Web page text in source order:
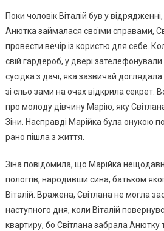
Поки чоловік Віталій був у
Анютка займалася своїми справами,
провести вечір із користю для себе.
свій гардероб, у двері
сусідка з дачі, яка зазвичай
зі сльо зами на очах відкрила секрет.
про молоду дівчину Марію, яку
Зіни. Насправді Марійка була онукою
рано пішла з життя.
Зіна повідомила, що Марійка
пологrів, народивши сина, батьком
Віталій. Вражена, Світлана не могла
наступного дня, коли Віталій
квартиру, бо Світлана забрала Анютку